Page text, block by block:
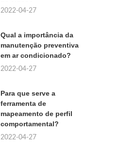
2022-04-27
Qual a importância da
manutenção preventiva
em ar condicionado?
2022-04-27
Para que serve a
ferramenta de
mapeamento de perfil
comportamental?
2022-04-27